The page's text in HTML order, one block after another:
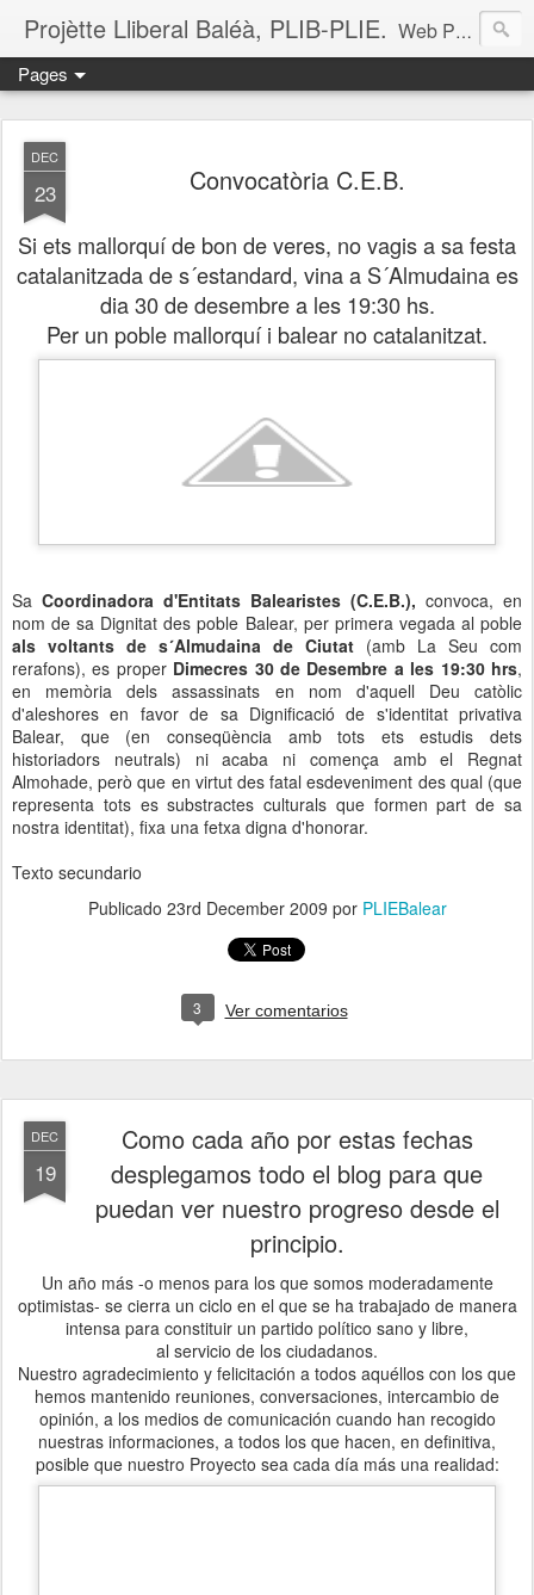
Projètte Lliberal Baléà, PLIB-PLIE. Web Projètte Lliberal Baléà (PLIB-PLIE)
Pages
DEC
23 Convocatòria C.E.B.
Si ets mallorquí de bon de veres, no vagis a sa festa
catalanitzada de s´estandard, vina a S´Almudaina es
dia 30 de desembre a les 19:30 hs.
Per un poble mallorquí i balear no catalanitzat.
Sa Coordinadora d'Entitats Balearistes (C.E.B.), convoca, en
nom de sa Dignitat des poble Balear, per primera vegada al poble
als voltants de s´Almudaina de Ciutat (amb La Seu com
rerafons), es proper Dimecres 30 de Desembre a les 19:30 hrs,
en memòria dels assassinats en nom d'aquell Deu catòlic
d'aleshores en favor de sa Dignificació de s'identitat privativa
Balear, que (en conseqüència amb tots ets estudis dets
historiadors neutrals) ni acaba ni comença amb el Regnat
Almohade, però que en virtut des fatal esdeveniment des qual (que
representa tots es substractes culturals que formen part de sa
nostra identitat), fixa una fetxa digna d'honorar.
Texto secundario
Publicado 23rd December 2009 por PLIEBalear
3 Ver comentarios
DEC
19
Como cada año por estas fechas
desplegamos todo el blog para que
puedan ver nuestro progreso desde el
principio.
Un año más -o menos para los que somos moderadamente
optimistas- se cierra un ciclo en el que se ha trabajado de manera
intensa para constituir un partido político sano y libre,
al servicio de los ciudadanos.
Nuestro agradecimiento y felicitación a todos aquéllos con los que
hemos mantenido reuniones, conversaciones, intercambio de
opinión, a los medios de comunicación cuando han recogido
nuestras informaciones, a todos los que hacen, en definitiva,
posible que nuestro Proyecto sea cada día más una realidad: